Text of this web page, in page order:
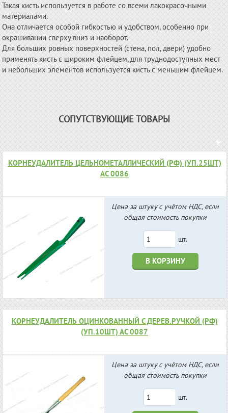
Такая кисть используется в работе со всеми лакокрасочными
материалами.
Она отличается особой гибкостью и удобством, особенно при
окрашивании сверху вниз и наоборот.
Для больших ровных поверхностей (стена, пол, двери) удобно
применять кисть с широким флейцем, для труднодоступных мест
и небольших элементов используется кисть с меньшим флейцем.
СОПУТСТВУЮЩИЕ ТОВАРЫ
КОРНЕУДАЛИТЕЛЬ ЦЕЛЬНОМЕТАЛЛИЧЕСКИЙ (РФ) (УП.25ШТ)
АС 0086
Цена за штуку с учётом НДС, если
общая стоимость покупки
шт.
В КОРЗИНУ
КОРНЕУДАЛИТЕЛЬ ОЦИНКОВАННЫЙ С ДЕРЕВ.РУЧКОЙ (РФ)
(УП.10ШТ) АС 0087
Цена за штуку с учётом НДС, если
общая стоимость покупки
шт.